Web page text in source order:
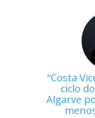
Costa
ciclo
Algarve